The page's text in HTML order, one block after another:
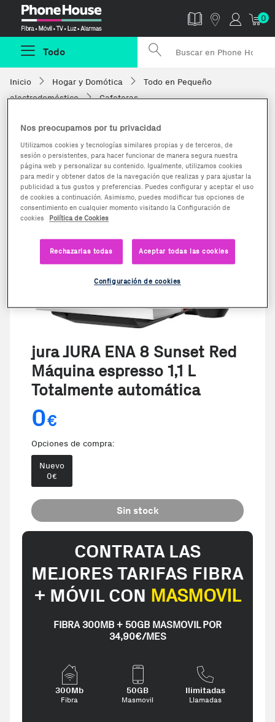
0
Todo
Inicio Hogar y Domótica
Todo en Pequeño
electrodoméstico
Cafeteras
jura JURA ENA 8 Sunset Red
Máquina espresso 1,1 L
Totalmente automática
0€
Opciones de compra:
Nuevo
0€
Sin stock
CONTRATA LAS
MEJORES TARIFAS FIBRA
+ MÓVIL CON MASMOVIL
FIBRA 300MB + 50GB MASMOVIL POR
34,90€/MES
300Mb
Fibra
50GB
Masmovil
Ilimitadas
Llamadas
Nos preocupamos por tu privacidad
Utilizamos cookies y tecnologías similares propias y de terceros, de
sesión o persistentes, para hacer funcionar de manera segura nuestra
página web y personalizar su contenido. Igualmente, utilizamos cookies
para medir y obtener datos de la navegación que realizas y para ajustar la
publicidad a tus gustos y preferencias. Puedes configurar y aceptar el uso
de cookies a continuación. Asimismo, puedes modificar tus opciones de
consentimiento en cualquier momento visitando la Configuración de
cookies
Política de Cookies
Rechazarlas todas Aceptar todas las cookies
Configuración de cookies